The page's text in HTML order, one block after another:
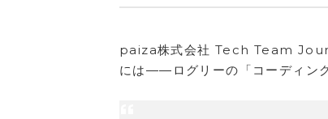
paiza株式会社 Tech Team
には――ログリーの「コーディン